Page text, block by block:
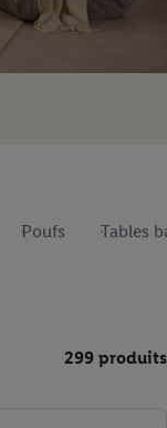
Poufs Tables
299 produits